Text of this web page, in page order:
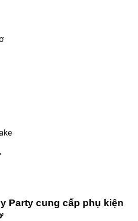
Party cung cấp phụ kiện